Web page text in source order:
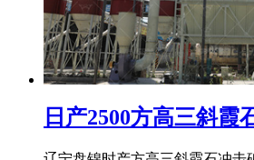
日产2500方高三斜霞